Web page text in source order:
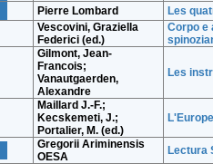
Pierre Lombard Les
Vescovini, Graziella
Federici (ed.)
Corpo e
Gilmont, Jean-
Francois;
Vanautgaerden,
Alexandre
Les
Maillard J.-F.;
Kecskemeti, J.;
Portalier, M. (ed.)
Gregorii Ariminensis
OESA
Lectura